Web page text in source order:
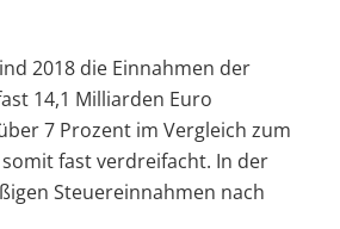
2018 die Einnahmen der
14,1 Milliarden Euro
7 Prozent im Vergleich zum
fast verdreifacht. In der
Steuer­ein­nah­men nach